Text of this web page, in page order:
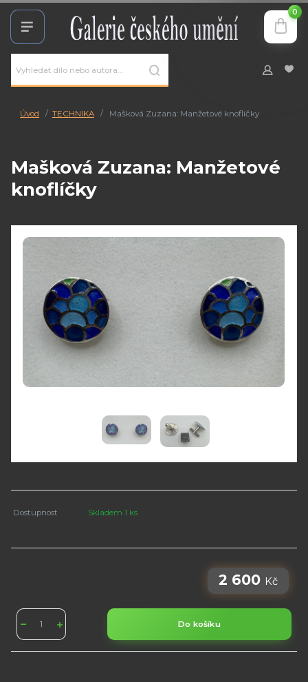
0
Úvod TECHNIKA Mašková Zuzana: Manžetové knoflíčky
Mašková Zuzana: Manžetové
knoflíčky
Dostupnost Skladem 1 ks
2 600 Kč
Do košíku